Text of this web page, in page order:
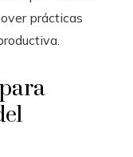
prácticas